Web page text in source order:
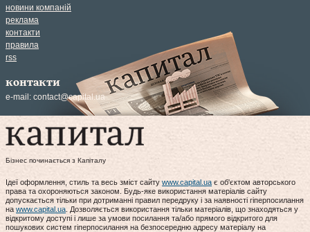
новини компаній
реклама
контакти
правила
rss
контакти
e-mail: contact@capital.ua
Бізнес починається з Капіталу
Ідеї оформлення, стиль та весь зміст сайту www.capital.ua є об'єктом авторського
права та охороняються законом. Будь-яке використання матеріалів сайту
допускається тільки при дотриманні правил передруку і за наявності гіперпосилання
на www.capital.ua. Дозволяється використання тільки матеріалів, що знаходяться у
відкритому доступі і лише за умови посилання та/або прямого відкритого для
пошукових систем гіперпосилання на безпосередню адресу матеріалу на